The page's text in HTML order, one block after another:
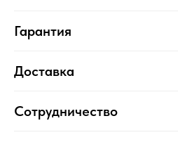
Гарантия
Доставка
Сотрудничество